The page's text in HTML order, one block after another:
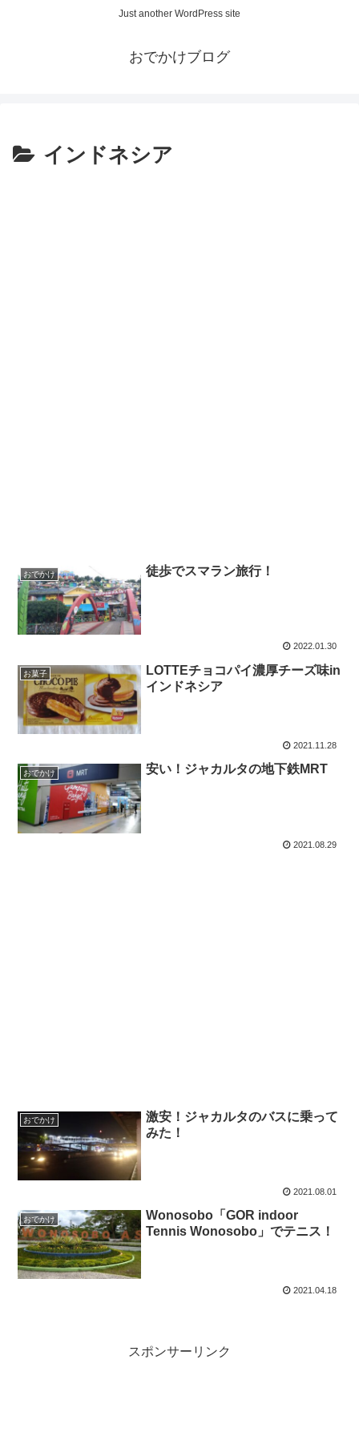
Just another WordPress site
おでかけブログ
インドネシア
おでかけ 徒歩でスマラン旅行！
2022.01.30
お菓子
LOTTEチョコパイ濃厚チーズ味in
インドネシア
2021.11.28
おでかけ 安い！ジャカルタの地下鉄MRT
2021.08.29
おでかけ
激安！ジャカルタのバスに乗って
みた！
2021.08.01
おでかけ
Wonosobo「GOR indoor
Tennis Wonosobo」でテニス！
2021.04.18
スポンサーリンク